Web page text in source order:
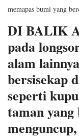
memapas bumi yang
DI BALIK
pada
alam
bersisekap
seperti
taman yang